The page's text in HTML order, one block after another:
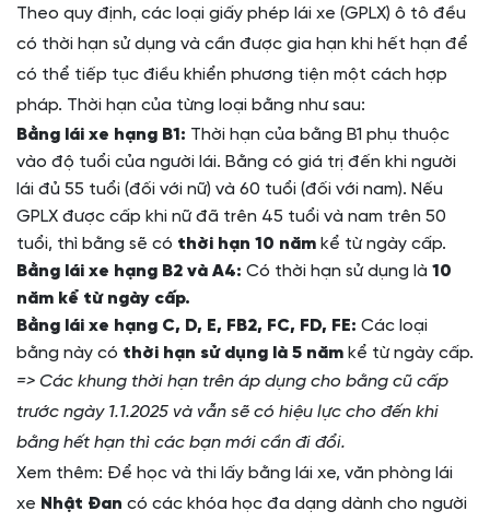
Theo quy định, các loại giấy phép lái xe (GPLX) ô tô đều
có thời hạn sử dụng và cần được gia hạn khi hết hạn để
có thể tiếp tục điều khiển phương tiện một cách hợp
pháp. Thời hạn của từng loại bằng như sau:
Bằng lái xe hạng B1: Thời hạn của bằng B1 phụ thuộc
vào độ tuổi của người lái. Bằng có giá trị đến khi người
lái đủ 55 tuổi (đối với nữ) và 60 tuổi (đối với nam). Nếu
GPLX được cấp khi nữ đã trên 45 tuổi và nam trên 50
tuổi, thì bằng sẽ có thời hạn 10 năm kể từ ngày cấp.
Bằng lái xe hạng B2 và A4: Có thời hạn sử dụng là 10
năm kể từ ngày cấp.
Bằng lái xe hạng C, D, E, FB2, FC, FD, FE: Các loại
bằng này có thời hạn sử dụng là 5 năm kể từ ngày cấp.
=> Các khung thời hạn trên áp dụng cho bằng cũ cấp
trước ngày 1.1.2025 và vẫn sẽ có hiệu lực cho đến khi
bằng hết hạn thì các bạn mới cần đi đổi.
Xem thêm: Để học và thi lấy bằng lái xe, văn phòng lái
xe Nhật Đan có các khóa học đa dạng dành cho người